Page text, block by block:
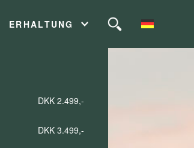
ERHALTUNG
DKK 2.499,-
DKK 3.499,-